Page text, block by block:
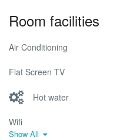
Room facilities
Air Conditioning
Flat Screen TV
Hot water
Wifi
Show All